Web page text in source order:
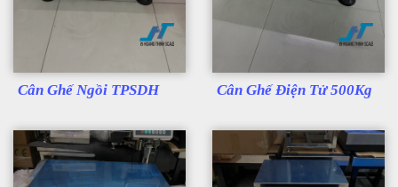
Cân Ghế Ngồi TPSDH Cân Ghế Điện Tử 500Kg